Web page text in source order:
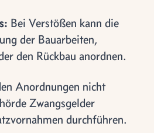
Bei Verstößen kann die
der Bauarbeiten,
den Rückbau anordnen.
Anordnungen nicht
Zwangsgelder
durchführen.